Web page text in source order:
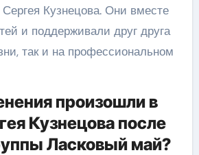
Кузнецова. Они вместе
и поддерживали друг друга
так и на профессиональном
произошли в
Кузнецова после
Ласковый май?